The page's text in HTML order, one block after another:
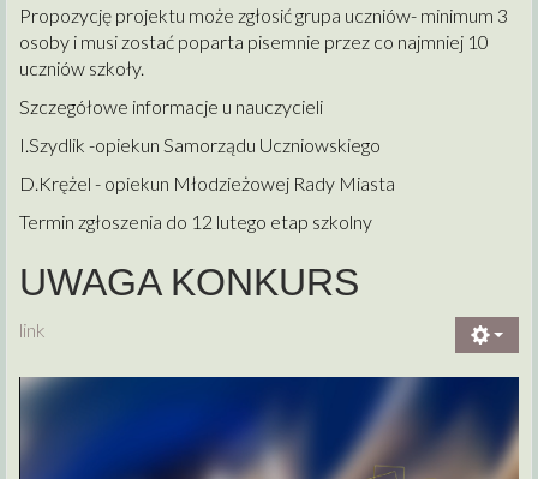
Propozycję projektu może zgłosić grupa uczniów- minimum 3
osoby i musi zostać poparta pisemnie przez co najmniej 10
uczniów szkoły.
Szczegółowe informacje u nauczycieli
I.Szydlik -opiekun Samorządu Uczniowskiego
D.Krężel - opiekun Młodzieżowej Rady Miasta
Termin zgłoszenia do 12 lutego etap szkolny
UWAGA KONKURS
link